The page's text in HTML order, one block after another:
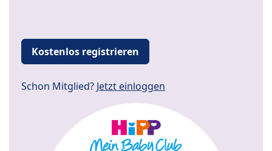
Kostenlos registrieren
Schon Mitglied? Jetzt einloggen